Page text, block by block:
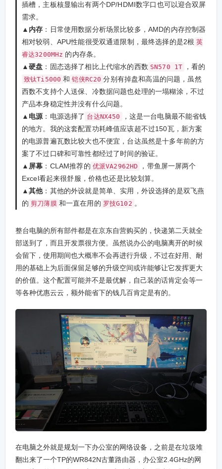
插槽，主板核显输出有两个DP/HDMI数字口也可以迎合双屏
需求。
▲内存 ：日常使用数据分析场景比较多，AMD的内存控制器
相对较弱、APU性能很受双通道限制，最终选择的是2根 英
睿达3200MHz 的内存条。
▲硬盘 ：固态选择了相比上代缩水的西数 SN570 1T ，看的
致钛Ti5000 和 铠侠RC20 分别有掉盘和高温的问题，虽然
西数不支持个人送保、冷数据问题也处理的一塌糊涂，不过
产品本身稳定性并没有什么问题。
▲电源：电源选择了 台达NX450
，这是一台电脑最不能省钱
的地方。我的这套配置功耗峰值应该超不过150瓦，新方案
的电源普遍瓦数比较大也不便宜，台达虽然是十多年前的方
案了不过口碑和可靠性都经过了时间的验证。
▲屏幕 ：CLAM推荐的 优派VA2962HD
，带鱼屏一屏两个
Excel看起来很舒服，价格也还是比较划算。
▲其他：其他的外设就是简单、实用，外设选择的是双飞燕
的 剪刀薄膜 和一直在用的 罗技G102 。
整台电脑的所有部件都是在京东自营购买的，快递第二天就全
部送到了，而且开发票很方便。虽然说办公的电脑离开的时候
会留下，使用期间也大概率不会再进行升级，不过在好用、耐
用的基础上为后面保留足够的升级空间或许能够让它发挥更大
的价值。这个配置可能并不是最优解，自己装的话肯定会等一
等各种优惠云云，额外能省下的钱几百肯定是有的。
在电脑之外就是规划一下办公室的网络设备，之前是在垃圾堆
翻出来了一个TP的WR842N古董路由器，办公室2.4GHz的网